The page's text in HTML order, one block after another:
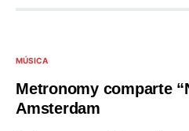
MÚSICA
Metronomy comparte
Amsterdam